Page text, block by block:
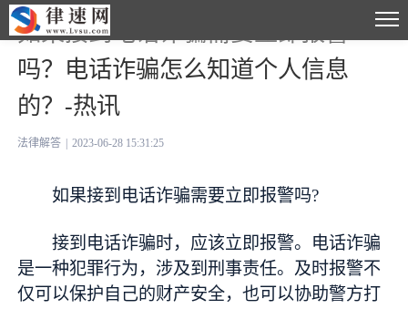
如果接到电话诈骗需要立即报警
吗？电话诈骗怎么知道个人信息
的？-热讯
法律解答 2023-06-28 15:31:25
如果接到电话诈骗需要立即报警吗?
接到电话诈骗时，应该立即报警。电话诈骗
是一种犯罪行为，涉及到刑事责任。及时报警不
仅可以保护自己的财产安全，也可以协助警方打